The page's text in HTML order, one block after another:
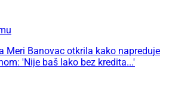
Meri Banovac otkrila kako napreduje
'Nije baš lako bez kredita...'